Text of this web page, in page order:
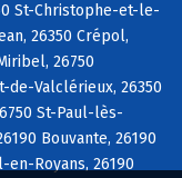
St-Christophe-et-le-
26350 Crépol,
26750
de-Valclérieux, 26350
St-Paul-lès-
Bouvante, 26190
en-Royans, 26190